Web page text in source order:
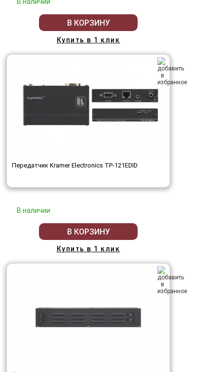
В наличии
В КОРЗИНУ
Купить в 1 клик
Передатчик Kramer Electronics TP-121EDID
В наличии
В КОРЗИНУ
Купить в 1 клик